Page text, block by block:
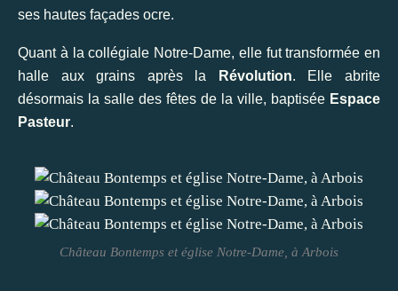
ses hautes façades ocre.
Quant à la collégiale Notre-Dame, elle fut transformée en
halle aux grains après la
Révolution. Elle abrite
désormais la salle des fêtes de la ville, baptisée Espace
Pasteur.
Château Bontemps et église Notre-Dame, à Arbois